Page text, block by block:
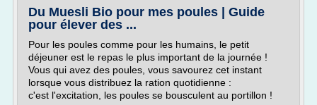
Du Muesli Bio pour mes poules | Guide
pour élever des ...
Pour les poules comme pour les humains, le petit
déjeuner est le repas le plus important de la journée !
Vous qui avez des poules, vous savourez cet instant
lorsque vous distribuez la ration quotidienne :
c'est l'excitation, les poules se bousculent au portillon !